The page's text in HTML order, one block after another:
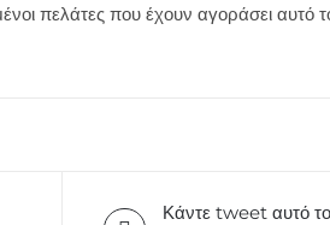
πελάτες που έχουν αγοράσει αυτό
Κάντε tweet αυτό το